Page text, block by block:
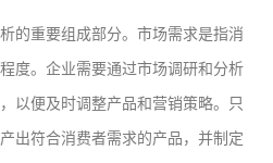
的重要组成部分。市场需求是指消
度。企业需要通过市场调研和分析
以便及时调整产品和营销策略。只
出符合消费者需求的产品，并制定